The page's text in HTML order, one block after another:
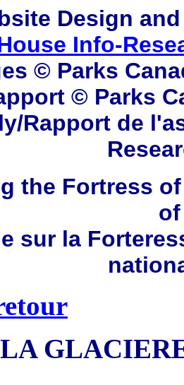
Design
Info-
© Parks
© Parks
Rapport de
the Fortress
sur la
LA